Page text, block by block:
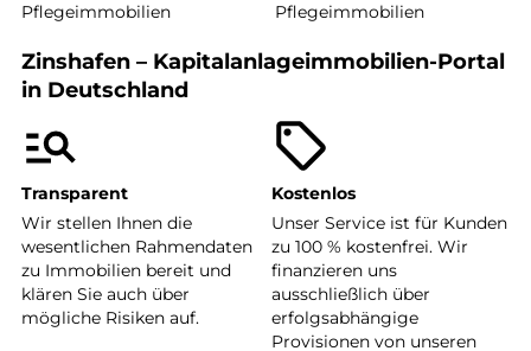
Pflegeimmobilien
Pflegeimmobilien
Zinshafen – Kapitalanlageimmobilien-Portal
in Deutschland
Transparent
Wir stellen Ihnen die
wesentlichen Rahmendaten
zu Immobilien bereit und
klären Sie auch über
mögliche Risiken auf.
Kostenlos
Unser Service ist für Kunden
zu 100 % kostenfrei. Wir
finanzieren uns
ausschließlich über
erfolgsabhängige
Provisionen von unseren